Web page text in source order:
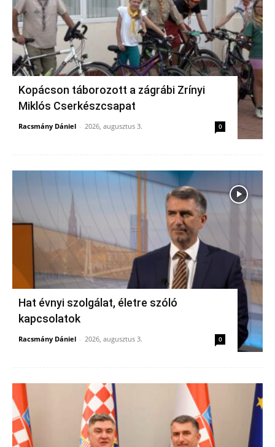
Kopácson táborozott a zágrábi Zrínyi
Miklós Cserkészcsapat
Racsmány Dániel - 2026, augusztus 3. 0
Hat évnyi szolgálat, életre szóló
kapcsolatok
Racsmány Dániel - 2026, augusztus 3. 0